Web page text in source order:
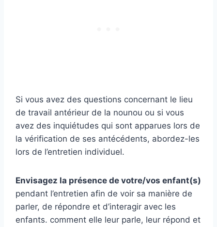
Si vous avez des questions concernant le lieu
de travail antérieur de la nounou ou si vous
avez des inquiétudes qui sont apparues lors de
la vérification de ses antécédents, abordez-les
lors de l’entretien individuel.
Envisagez la présence de votre/vos enfant(s)
pendant l’entretien afin de voir sa manière de
parler, de répondre et d’interagir avec les
enfants. comment elle leur parle, leur répond et